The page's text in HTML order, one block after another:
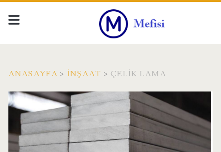
ANASAYFA > İNŞAAT > ÇELIK LAMA